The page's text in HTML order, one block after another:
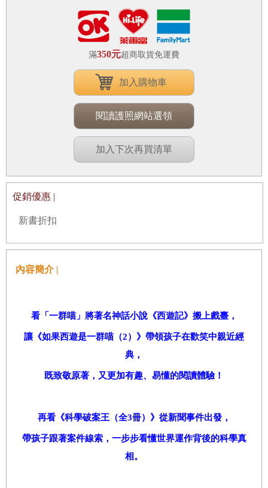
滿350元超商取貨免運費
加入購物車
閱讀護照網站選領
加入下次再買清單
促銷優惠 |
新書折扣
內容簡介 |
看「一群喵」將著名神話小說《西遊記》搬上戲臺，
讓《如果西遊是一群喵（2）》帶領孩子在歡笑中親近經
典，
既致敬原著，又更加有趣、易懂的閱讀體驗！
再看《科學破案王（全3冊）》從新聞事件出發，
帶孩子跟著案件線索，一步步看懂世界運作背後的科學真
相。